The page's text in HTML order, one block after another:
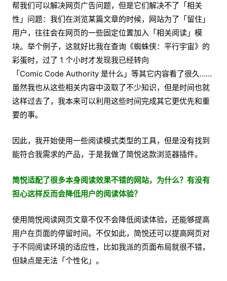
帮我们可以解决网页广告问题，但是它们解决不了「相关
性」问题：我们在浏览某篇文章的时候，网站为了「留住」
用户，往往会在网页的一些固定位置加入「相关阅读」模
块。举个例子，这就好比我在查询《蜘蛛侠：平行宇宙》的
彩蛋时，过了 1 个小时才发现我已经转向
「Comic Code Authority 是什么」等其它内容看了很久……
虽然我也从这些相关内容中汲取了不少知识，但是时间也就
这样过去了，我本来可以利用这些时间完成其它更优先和重
要的事。
因此，我开始使用一些阅读模式类型的工具，但是没有找到
能符合我需求的产品，于是我做了简悦这款浏览器插件。
简悦适配了很多本身阅读效果不错的网站，为什么？有没有
担心这样反而会降低用户的阅读体验？
使用简悦阅读网页文章不仅不会降低阅读体验，还能够提高
用户在页面的停留时间。不仅如此，简悦还可以提高网页对
于不同阅读环境的适应性，比如我派的页面布局就很不错，
但缺点是无法「个性化」。